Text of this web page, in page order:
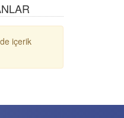
içerik